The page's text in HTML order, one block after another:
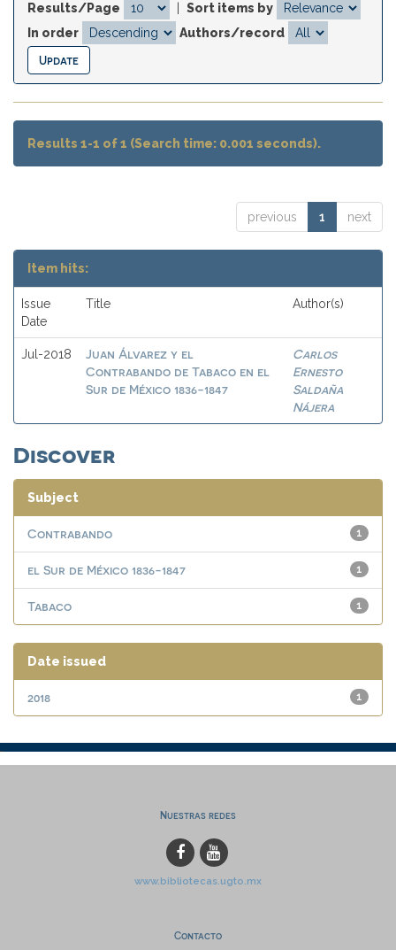
Results/Page
Sort items by
In order
Authors/record
Results 1-1 of 1 (Search time: 0.001 seconds).
previous 1 next
Item hits:
Issue
Date
Title Author(s)
Jul-2018
Juan Álvarez y el
Contrabando de Tabaco en el
Sur de México 1836-1847
Carlos
Ernesto
Saldaña
Nájera
Discover
Subject
1
Contrabando
1
el Sur de México 1836-1847
1
Tabaco
Date issued
1
2018
Nuestras redes
www.bibliotecas.ugto.mx
Contacto